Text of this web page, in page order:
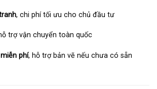
, chi phí tối ưu cho chủ đầu tư
trợ vận chuyển toàn quốc
phí, hỗ trợ bản vẽ nếu chưa có sẵn